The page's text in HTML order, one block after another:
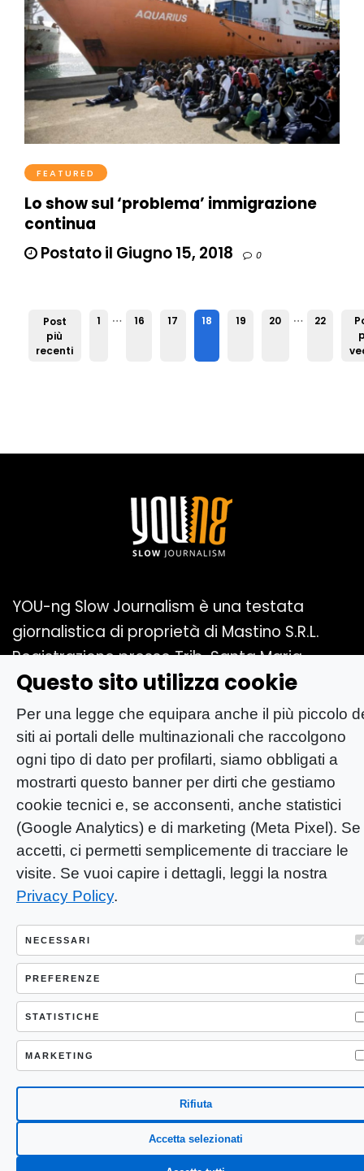
Questo sito utilizza cookie
Per una legge che equipara anche il più piccolo
siti ai portali delle multinazionali che raccolgono
ogni tipo di dato per profilarti, siamo obbligati a
mostrarti questo banner per dirti che gestiamo
cookie tecnici e, se acconsenti, anche statistici
(Google Analytics) e di marketing (Meta Pixel). Se
accetti, ci permetti semplicemente di tracciare le
visite. Se vuoi capire i dettagli, leggi la nostra
Privacy Policy.
NECESSARI
PREFERENZE
STATISTICHE
MARKETING
Rifiuta
Accetta selezionati
FEATURED
Lo show sul ‘problema’ immigrazione
continua
Postato il Giugno 15, 2018
0
Post
più
recenti
1 … 16 17 18 19 20 … 22
YOU-ng Slow Journalism è una testata
giornalistica di proprietà di Mastino S.R.L.
Registrazione presso Trib. Santa Maria
Capua Vetere (CE) n° 900 del 31/01/2025 |
ISSN 3103-4683
P.IVA: 04755530617
Sede Legale: CASERTA – VIA LORENZO MARIA
NERONI 11 CAP 81100